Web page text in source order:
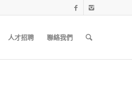
人才招聘 聯絡我們